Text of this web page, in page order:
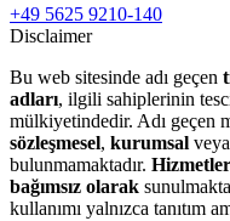
+49 5625 9210-140
Disclaimer
Bu web sitesinde adı geçen
adları, ilgili sahiplerinin
mülkiyetindedir. Adı geçen
sözleşmesel, kurumsal
bulunmamaktadır.
bağımsız olarak
kullanımı yalnızca tanıtım